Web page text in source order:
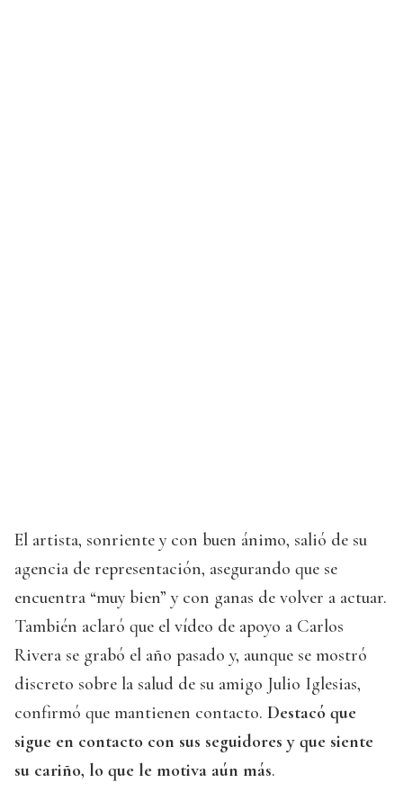
El artista, sonriente y con buen ánimo, salió de su
agencia de representación, asegurando que se
encuentra “muy bien” y con ganas de volver a actuar.
También aclaró que el vídeo de apoyo a Carlos
Rivera se grabó el año pasado y, aunque se mostró
discreto sobre la salud de su amigo Julio Iglesias,
confirmó que mantienen contacto. Destacó que
sigue en contacto con sus seguidores y que siente
su cariño, lo que le motiva aún más.